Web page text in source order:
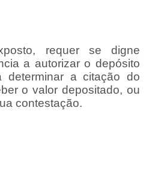
requer se digne
a autorizar o depósito
determinar a citação do
o valor depositado, ou
contestação.